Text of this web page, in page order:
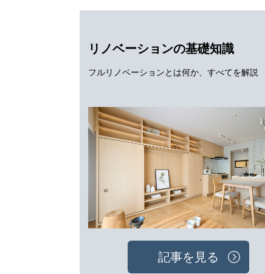
リノベーションの基礎知識
フルリノベーションとは何か、すべてを解説
記事を見る